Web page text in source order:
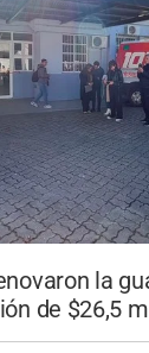
la
de $26,5